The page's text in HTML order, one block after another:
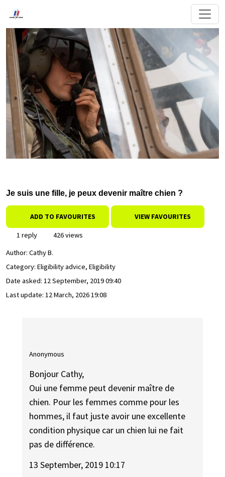
Je suis une fille, je peux devenir maître chien ?
ADD TO FAVOURITES VIEW FAVOURITES
1 reply
426 views
Author: Cathy B.
Category: Eligibility advice, Eligibility
Date asked: 12 September, 2019 09:40
Last update: 12 March, 2026 19:08
Anonymous
Bonjour Cathy,
Oui une femme peut devenir maître de
chien. Pour les femmes comme pour les
hommes, il faut juste avoir une excellente
condition physique car un chien lui ne fait
pas de différence.
13 September, 2019 10:17